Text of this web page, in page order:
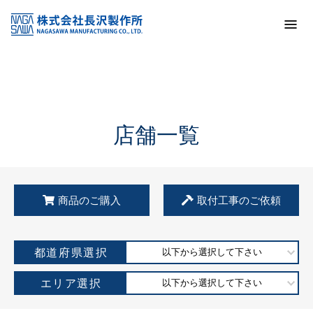
KSS加盟店・取扱店情報
店舗一覧
店舗一覧
商品のご購入 取付工事のご依頼
都道府県選択 以下から選択して下さい
エリア選択 以下から選択して下さい